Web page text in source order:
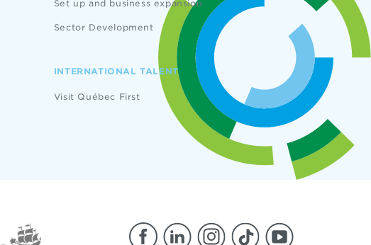
Set up and business expansion
Sector Development
INTERNATIONAL TALENT
Visit Québec First